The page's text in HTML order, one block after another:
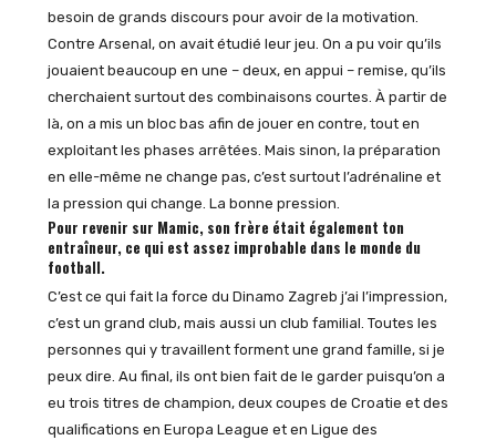
besoin de grands discours pour avoir de la motivation.
Contre Arsenal, on avait étudié leur jeu. On a pu voir qu’ils
jouaient beaucoup en une – deux, en appui – remise, qu’ils
cherchaient surtout des combinaisons courtes. À partir de
là, on a mis un bloc bas afin de jouer en contre, tout en
exploitant les phases arrêtées. Mais sinon, la préparation
en elle-même ne change pas, c’est surtout l’adrénaline et
la pression qui change. La bonne pression.
Pour revenir sur Mamic, son frère était également ton
entraîneur, ce qui est assez improbable dans le monde du
football.
C’est ce qui fait la force du Dinamo Zagreb j’ai l’impression,
c’est un grand club, mais aussi un club familial. Toutes les
personnes qui y travaillent forment une grand famille, si je
peux dire. Au final, ils ont bien fait de le garder puisqu’on a
eu trois titres de champion, deux coupes de Croatie et des
qualifications en Europa League et en Ligue des